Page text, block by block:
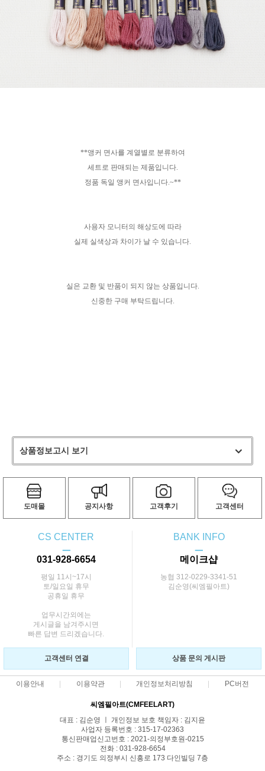
**앵커 면사를 계열별로 분류하여
세트로 판매되는 제품입니다.
정품 독일 앵커 면사입니다.~**
사용자 모니터의 해상도에 따라
실제 실색상과 차이가 날 수 있습니다.
실은 교환 및 반품이 되지 않는 상품입니다.
신중한 구매 부탁드립니다.
상품정보고시 보기
도매몰 공지사항 고객후기 고객센터
CS CENTER
ㅡ
031-928-6654
평일 11시~17시
토/일요일 휴무
공휴일 휴무
업무시간외에는
게시글을 남겨주시면
빠른 답변 드리겠습니다.
BANK INFO
ㅡ
메이크샵
농협 312-0229-3341-51
김순영(씨엠필아트)
고객센터 연결 상품 문의 게시판
이용안내 이용약관 개인정보처리방침 PC버전
씨엠필아트(CMFEELART)
대표 : 김순영 ㅣ 개인정보 보호 책임자 : 김지윤
사업자 등록번호 : 315-17-02363
통신판매업신고번호 : 2021-의정부호원-0215
전화 : 031-928-6654
주소 : 경기도 의정부시 신흥로 173 다인빌딩 7층